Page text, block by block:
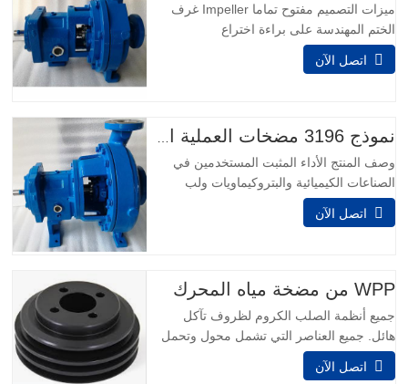
ميزات التصميم مفتوح تماما Impeller غرف
الختم المهندسة على براءة اختراع
محسن قسط محامل دفع واجب شديد LTi
نهاية الطاقة لتطبيقات التحميل العالي أنظمة
تركيب…
اتصل الآن
وصف المنتج الأداء المثبت المستخدمين في
الصناعات الكيميائية والبتروكيماويات ولب
الورق والورق والمعادن الأولية والأغذية
والمشروبات والصناعات العامة يعرفون أنهم لا
من 160 عاما من الخبرة في التصميم ،
والتفاعل مع العملاء ،…
اتصل الآن
WPP من مضخة مياه المحرك
جميع أنظمة الصلب الكروم لظروف تآكل
هائل. جميع العناصر التي تشمل محول وتحمل
وحدة مصنوعة من الفولاذ المقاوم للصدأ.
وعلاوة على ذلك، الفولاذ المقاوم للصدأ يمكن
اتصل الآن